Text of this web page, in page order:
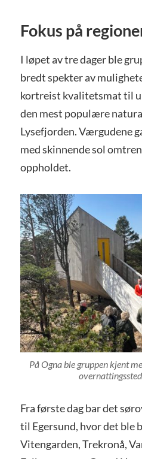
Fokus på
I løpet av tre dager ble
bredt spekter av
kortreist kvalitetsmat til
den mest populære
Lysefjorden. Værgudene
med skinnende sol
oppholdet.
På Ogna ble gruppen kjent
Fra første dag bar det
til Egersund, hvor det ble
Vitengarden, Trekronå,